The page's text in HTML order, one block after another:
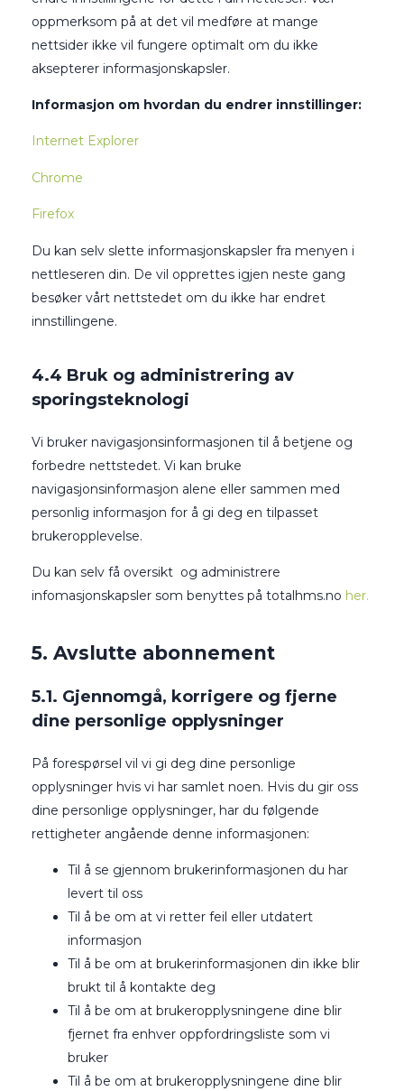
oppmerksom på at det vil medføre at mange
nettsider ikke vil fungere optimalt om du ikke
aksepterer informasjonskapsler.
Informasjon om hvordan du endrer innstillinger:
Internet Explorer
Chrome
Firefox
Du kan selv slette informasjonskapsler fra menyen i
nettleseren din. De vil opprettes igjen neste gang
besøker vårt nettstedet om du ikke har endret
innstillingene.
4.4 Bruk og administrering av
sporingsteknologi
Vi bruker navigasjonsinformasjonen til å betjene og
forbedre nettstedet. Vi kan bruke
navigasjonsinformasjon alene eller sammen med
personlig informasjon for å gi deg en tilpasset
brukeropplevelse.
Du kan selv få oversikt og administrere
infomasjonskapsler som benyttes på totalhms.no her.
5. Avslutte abonnement
5.1. Gjennomgå, korrigere og fjerne
dine personlige opplysninger
På forespørsel vil vi gi deg dine personlige
opplysninger hvis vi har samlet noen. Hvis du gir oss
dine personlige opplysninger, har du følgende
rettigheter angående denne informasjonen:
Til å se gjennom brukerinformasjonen du har
levert til oss
Til å be om at vi retter feil eller utdatert
informasjon
Til å be om at brukerinformasjonen din ikke blir
brukt til å kontakte deg
Til å be om at brukeropplysningene dine blir
fjernet fra enhver oppfordringsliste som vi
bruker
Til å be om at brukeropplysningene dine blir